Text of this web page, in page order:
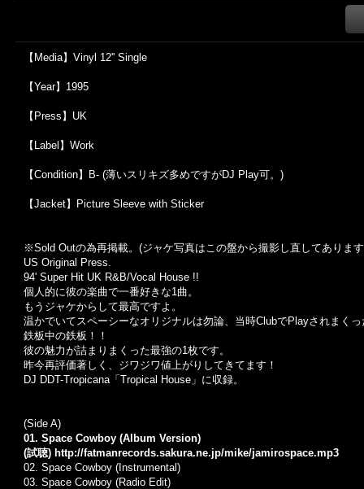
【Media】Vinyl 12'' Single
【Year】1995
【Press】UK
【Label】Work
【Condition】B- (薄いスリキズ多めですがDJ Play可。)
【Jacket】Picture Sleeve with Sticker
※Sold Outの為再掲載。 (ジャケ写真はこの盤から撮影し直してありま
US Original Press.
94' Super Hit UK R&B/Vocal House !!
個人的に彼の楽曲で一番好きな1曲。
もうジャケからして最高ですよ。
温かでいてスペーシーなオリジナルは勿論、当時ClubでPlayされまく
鉄板中の鉄板！！
彼の魅力が詰まりまくった最強の1枚です。
昨今再評価著しく、ジワジワ値上がりしてきてます！
DJ DDT-Tropicana「Tropical House」に収録。
(Side A)
01. Space Cowboy (Album Version)
(試聴) http://fatmanrecords.sakura.ne.jp/mike/jamirospace.mp3
02. Space Cowboy (Instrumental)
03. Space Cowboy (Radio Edit)